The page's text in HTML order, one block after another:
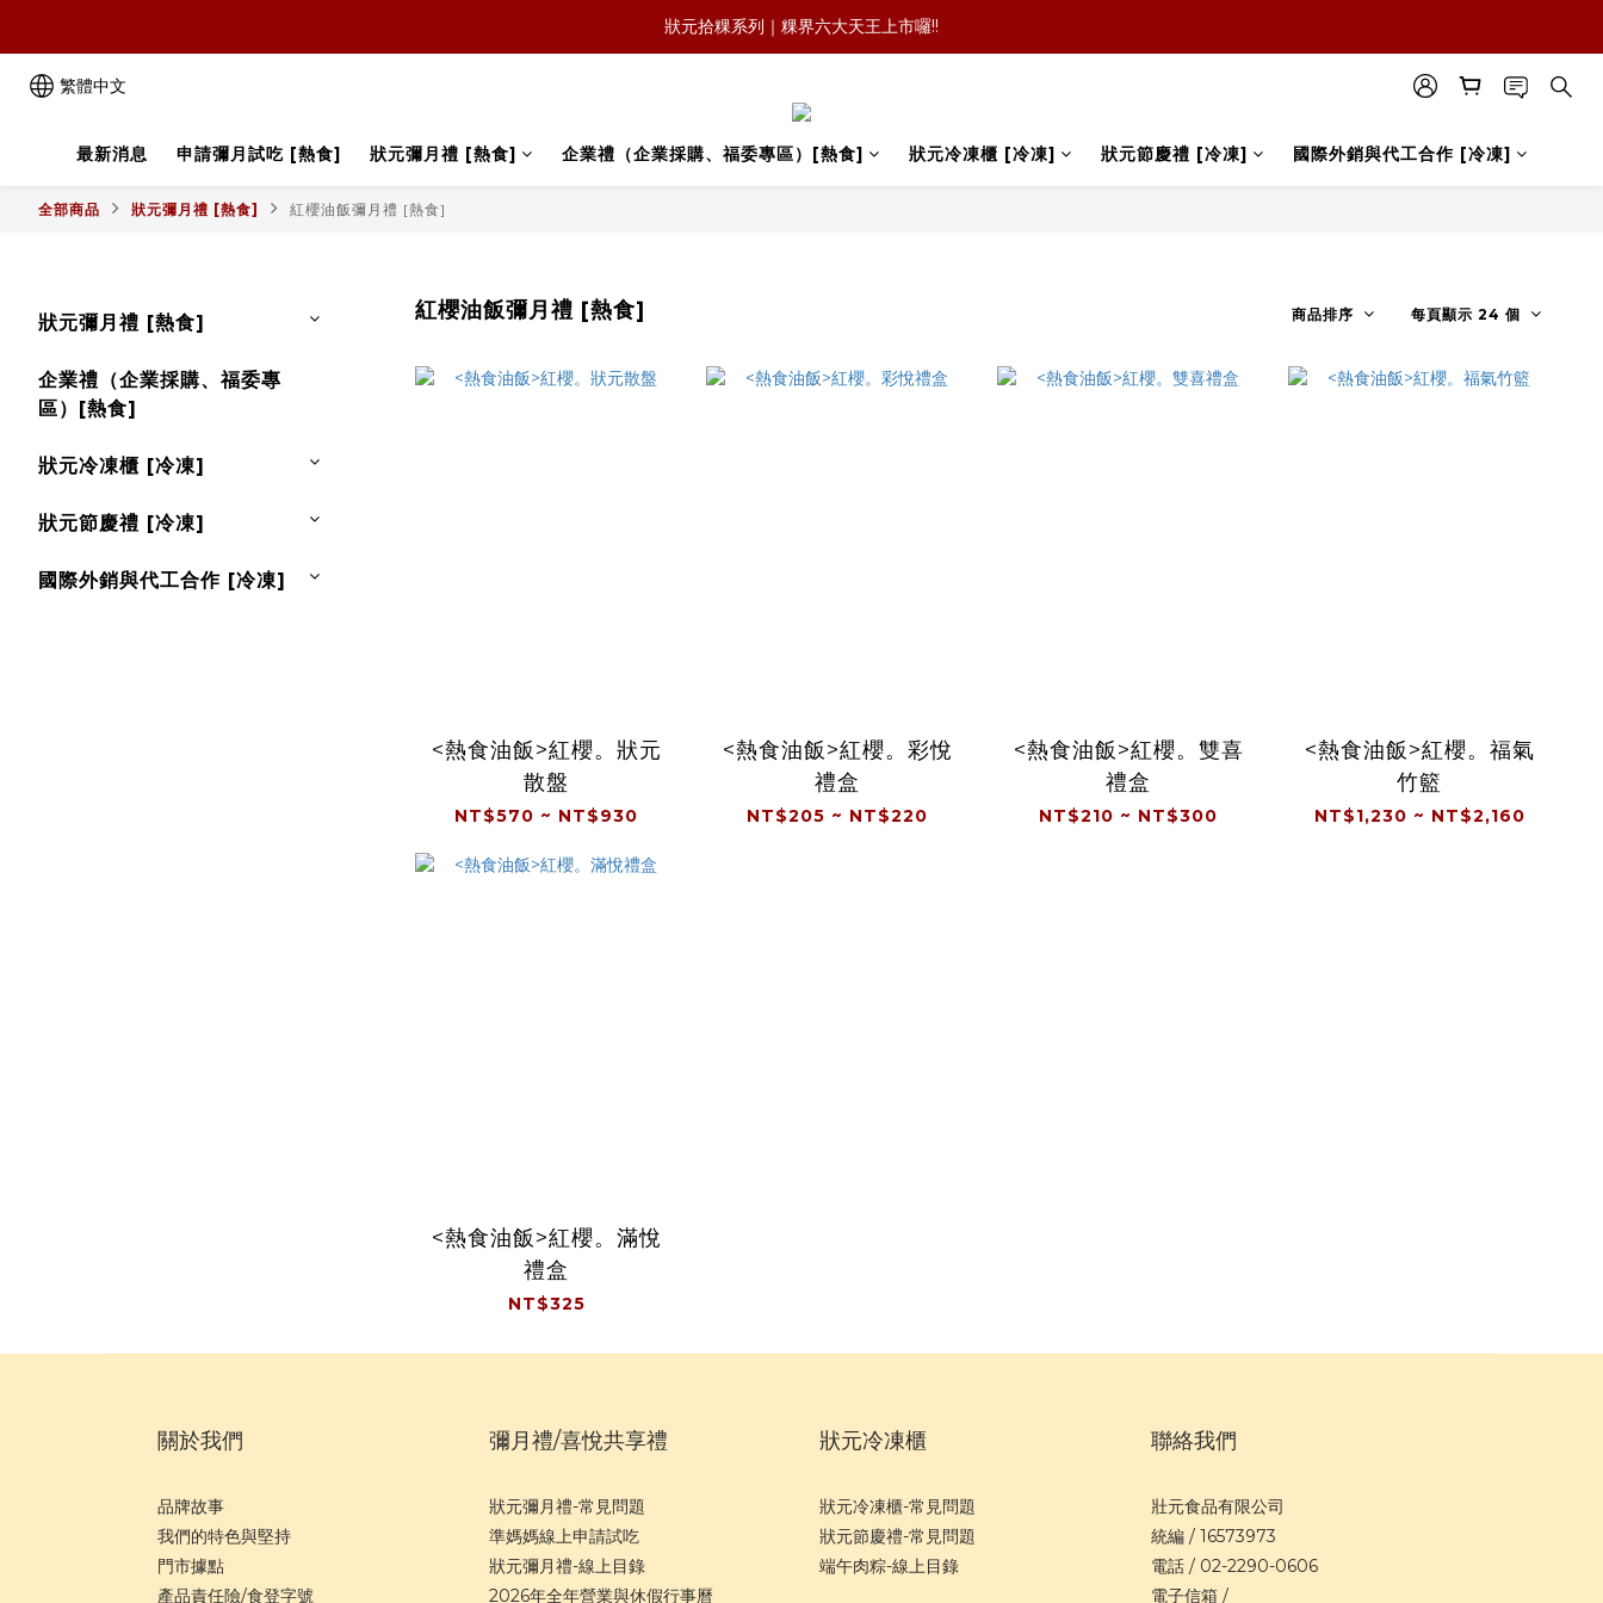
森日之禮｜職場賀禮的質感新選擇，傳承好味道，也送出祝福與人情味
狀元拾粿系列｜粿界六大天王上市囉!!
繁體中文
最新消息 申請彌月試吃 [熱食] 狀元彌月禮 [熱食] 企業禮（企業採購、福委專區）[熱食] 狀元冷凍櫃 [冷凍] 狀元節慶禮 [冷凍] 國際外銷與代工合作 [冷凍]
全部商品 狀元彌月禮 [熱食] 紅櫻油飯彌月禮 [熱食]
狀元彌月禮 [熱食]
企業禮（企業採購、福委專
區）[熱食]
狀元冷凍櫃 [冷凍]
狀元節慶禮 [冷凍]
國際外銷與代工合作 [冷凍]
紅櫻油飯彌月禮 [熱食] 商品排序 每頁顯示 24 個
<熱食油飯>紅櫻。狀元
散盤
NT$570 ~ NT$930
<熱食油飯>紅櫻。彩悅
禮盒
NT$205 ~ NT$220
<熱食油飯>紅櫻。雙喜
禮盒
NT$210 ~ NT$300
<熱食油飯>紅櫻。福氣
竹籃
NT$1,230 ~ NT$2,160
<熱食油飯>紅櫻。滿悅
禮盒
NT$325
關於我們
品牌故事
我們的特色與堅持
門市據點
產品責任險/食登字號
彌月禮/喜悅共享禮
狀元彌月禮-常見問題
準媽媽線上申請試吃
狀元彌月禮-線上目錄
2026年全年營業與休假行事曆
狀元冷凍櫃
狀元冷凍櫃-常見問題
狀元節慶禮-常見問題
端午肉粽-線上目錄
聯絡我們
壯元食品有限公司
統編 / 16573973
電話 / 02-2290-0606
電子信箱 /